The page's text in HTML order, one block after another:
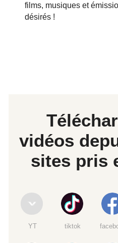
films, musiques et
désirés !
vidéos
sites pris
YT tiktok